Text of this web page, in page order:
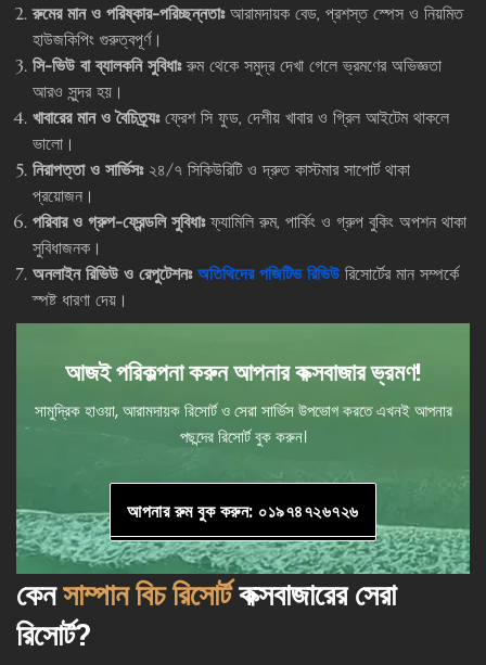
রুমের মান ও পরিষ্কার-পরিচ্ছন্নতাঃআরামদায়ক বেড, প্রশস্ত স্পেস ও নিয়মিত
হাউজকিপিং গুরুত্বপূর্ণ।
সি-ভিউ বা ব্যালকনি সুবিধাঃরুম থেকে সমুদ্র দেখা গেলে ভ্রমণের অভিজ্ঞতা
আরও সুন্দর হয়।
খাবারের মান ও বৈচিত্র্যঃফ্রেশ সি ফুড, দেশীয় খাবার ও গ্রিল আইটেম থাকলে
ভালো।
নিরাপত্তা ও সার্ভিসঃ২৪/৭ সিকিউরিটি ও দ্রুত কাস্টমার সাপোর্ট থাকা
প্রয়োজন।
পরিবার ও গ্রুপ-ফ্রেন্ডলি সুবিধাঃফ্যামিলি রুম, পার্কিং ও গ্রুপ বুকিং অপশন থাকা
সুবিধাজনক।
অনলাইন রিভিউ ও রেপুটেশনঃ অতিথিদের পজিটিভ রিভিউরিসোর্টের মান সম্পর্কে
স্পষ্ট ধারণা দেয়।
আজই পরিকল্পনা করুন আপনার কক্সবাজার ভ্রমণ!
সামুদ্রিক হাওয়া, আরামদায়ক রিসোর্ট ও সেরা সার্ভিস উপভোগ করতে এখনই আপনার
পছন্দের রিসোর্ট বুক করুন।
আপনার রুম বুক করুন: ০১৯৭৪৭২৬৭২৬
কেনসাম্পান বিচ রিসোর্টকক্সবাজারের সেরা
রিসোর্ট?